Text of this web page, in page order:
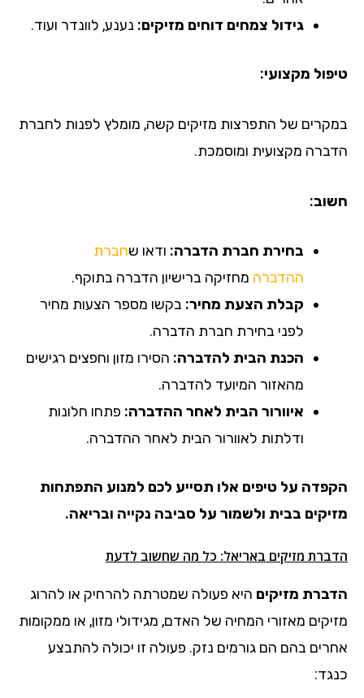
גידול צמחים דוחים מזיקים: נענע, לוונדר ועוד.
טיפול מקצועי:
במקרים של התפרצות מזיקים קשה, מומלץ לפנות לחברת
הדברה מקצועית ומוסמכת.
חשוב:
בחירת חברת הדברה: ודאו שחברת
ההדברה מחזיקה ברישיון הדברה בתוקף.
קבלת הצעת מחיר: בקשו מספר הצעות מחיר
לפני בחירת חברת הדברה.
הכנת הבית להדברה: הסירו מזון וחפצים רגישים
מהאזור המיועד להדברה.
איוורור הבית לאחר ההדברה: פתחו חלונות
ודלתות לאוורור הבית לאחר ההדברה.
הקפדה על טיפים אלו תסייע לכם למנוע התפתחות
מזיקים בבית ולשמור על סביבה נקייה ובריאה.
הדברת מזיקים באריאל: כל מה שחשוב לדעת
הדברת מזיקים היא פעולה שמטרתה להרחיק או להרוג
מזיקים מאזורי המחיה של האדם, מגידולי מזון, או ממקומות
אחרים בהם הם גורמים נזק. פעולה זו יכולה להתבצע
כנגד: